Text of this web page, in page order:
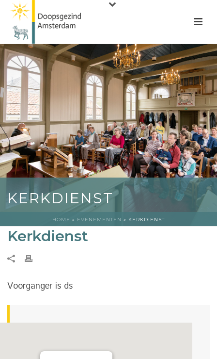
KERKDIENST
HOME » EVENEMENTEN » KERKDIENST
Kerkdienst
Voorganger is ds